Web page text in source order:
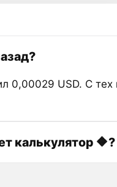
0,00029 USD. С
калькулятор 🔶?